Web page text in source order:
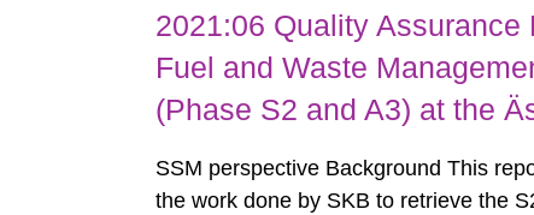
2021:06 Quality
Fuel and Waste
(Phase S2 and A3) at the
SSM perspective Background This
the work done by SKB to retrieve the